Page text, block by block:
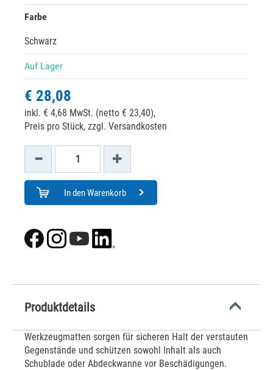
Farbe
Schwarz
Auf Lager
€ 28,08
inkl. € 4,68 MwSt. (netto € 23,40),
Preis pro Stück, zzgl. Versandkosten
In den Warenkorb
Produktdetails
Werkzeugmatten sorgen für sicheren Halt der verstauten
Gegenstände und schützen sowohl Inhalt als auch
Schublade oder Abdeckwanne vor Beschädigungen.